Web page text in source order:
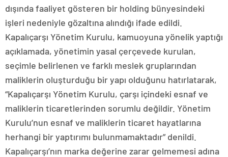
dışında faaliyet gösteren bir holding bünyesindeki
işleri nedeniyle gözaltına alındığı ifade edildi.
Kapalıçarşı Yönetim Kurulu, kamuoyuna yönelik yaptığı
açıklamada, yönetimin yasal çerçevede kurulan,
seçimle belirlenen ve farklı meslek gruplarından
maliklerin oluşturduğu bir yapı olduğunu hatırlatarak,
“Kapalıçarşı Yönetim Kurulu, çarşı içindeki esnaf ve
maliklerin ticaretlerinden sorumlu değildir. Yönetim
Kurulu’nun esnaf ve maliklerin ticaret hayatlarına
herhangi bir yaptırımı bulunmamaktadır” denildi.
Kapalıçarşı’nın marka değerine zarar gelmemesi adına